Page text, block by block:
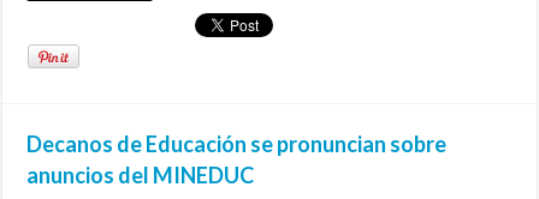
Decanos de Educación se pronuncian sobre
anuncios del MINEDUC